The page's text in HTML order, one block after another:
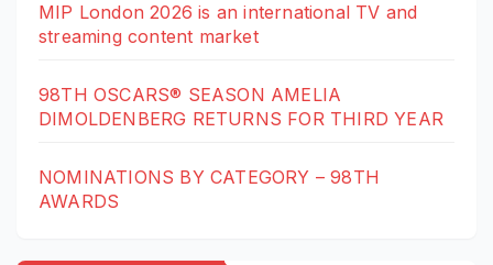
MIP London 2026 is an international TV and
streaming content market
98TH OSCARS® SEASON AMELIA
DIMOLDENBERG RETURNS FOR THIRD YEAR
NOMINATIONS BY CATEGORY – 98TH
AWARDS